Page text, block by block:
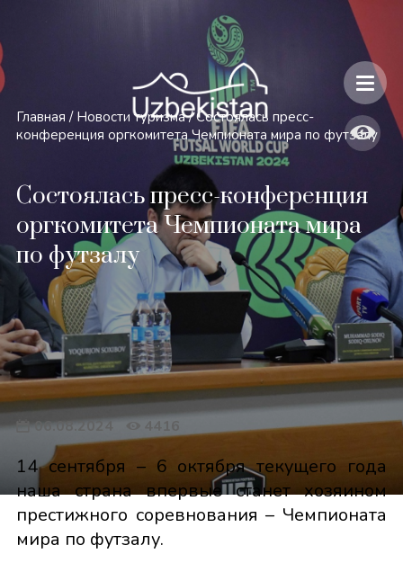
Безопасность и особенности путешествий по Узбекистану
Главная / Новости туризма / Состоялась пресс-
конференция оргкомитета Чемпионата мира по футзалу
Состоялась пресс-конференция
оргкомитета Чемпионата мира
по футзалу
06.08.2024 4416
14 сентября – 6 октября текущего года
наша страна впервые станет хозяином
престижного соревнования – Чемпионата
мира по футзалу.